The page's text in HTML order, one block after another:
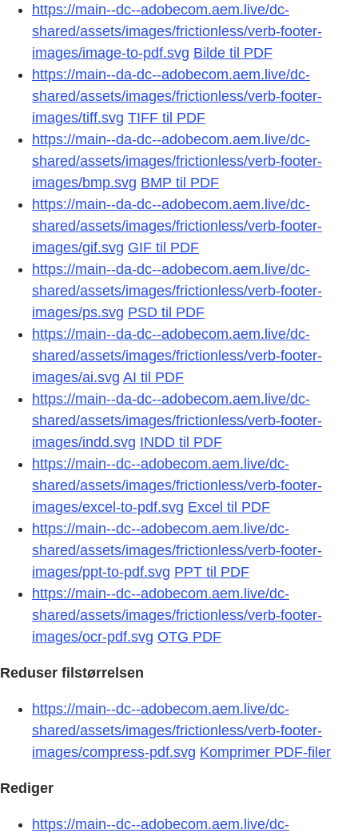
https://main--dc--adobecom.aem.live/dc-
shared/assets/images/frictionless/verb-footer-
images/image-to-pdf.svg Bilde til PDF
https://main--da-dc--adobecom.aem.live/dc-
shared/assets/images/frictionless/verb-footer-
images/tiff.svg TIFF til PDF
https://main--da-dc--adobecom.aem.live/dc-
shared/assets/images/frictionless/verb-footer-
images/bmp.svg BMP til PDF
https://main--da-dc--adobecom.aem.live/dc-
shared/assets/images/frictionless/verb-footer-
images/gif.svg GIF til PDF
https://main--da-dc--adobecom.aem.live/dc-
shared/assets/images/frictionless/verb-footer-
images/ps.svg PSD til PDF
https://main--da-dc--adobecom.aem.live/dc-
shared/assets/images/frictionless/verb-footer-
images/ai.svg AI til PDF
https://main--da-dc--adobecom.aem.live/dc-
shared/assets/images/frictionless/verb-footer-
images/indd.svg INDD til PDF
https://main--dc--adobecom.aem.live/dc-
shared/assets/images/frictionless/verb-footer-
images/excel-to-pdf.svg Excel til PDF
https://main--dc--adobecom.aem.live/dc-
shared/assets/images/frictionless/verb-footer-
images/ppt-to-pdf.svg PPT til PDF
https://main--dc--adobecom.aem.live/dc-
shared/assets/images/frictionless/verb-footer-
images/ocr-pdf.svg OTG PDF
Reduser filstørrelsen
https://main--dc--adobecom.aem.live/dc-
shared/assets/images/frictionless/verb-footer-
images/compress-pdf.svg Komprimer PDF-filer
Rediger
https://main--dc--adobecom.aem.live/dc-